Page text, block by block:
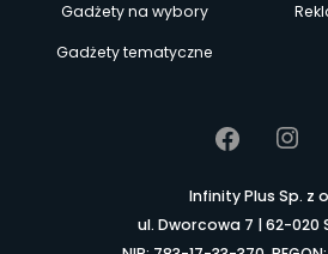
Gadżety na wybory
Gadżety tematyczne
Infinity Plus Sp. z
ul. Dworcowa 7 | 62-020